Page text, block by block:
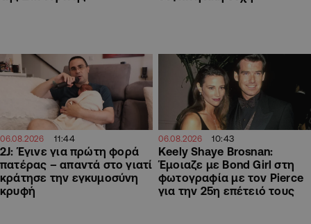
06.08.2026 11:44
2J: Έγινε για πρώτη φορά
πατέρας – απαντά στο γιατί
κράτησε την εγκυμοσύνη
κρυφή
06.08.2026 10:43
Keely Shaye Brosnan:
Έμοιαζε με Bond Girl στη
φωτογραφία με τον Pierce
για την 25η επέτειό τους